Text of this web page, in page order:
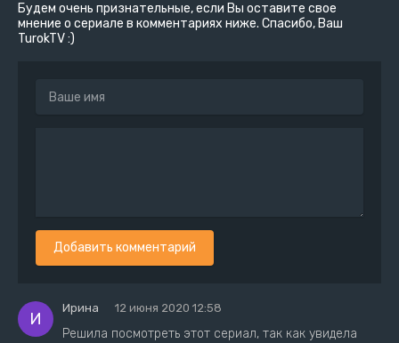
Будем очень признательные, если Вы оставите свое
мнение о сериале в комментариях ниже. Спасибо, Ваш
TurokTV :)
Добавить комментарий
И
Ирина 12 июня 2020 12:58
Решила посмотреть этот сериал, так как увидела